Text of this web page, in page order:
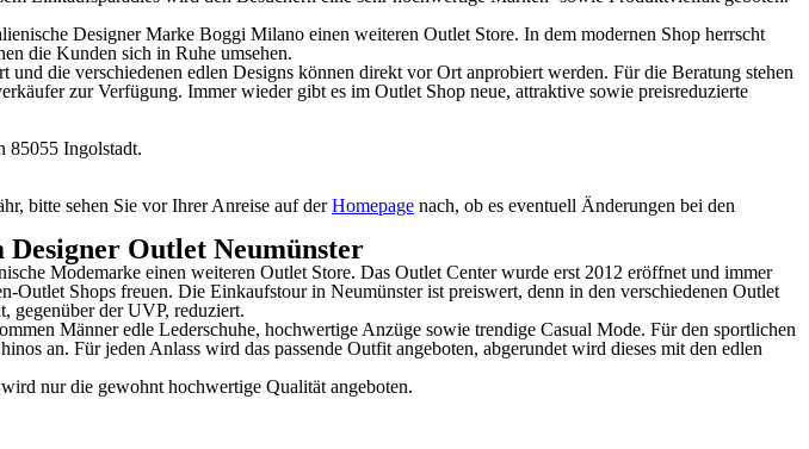
Designer Marke Boggi Milano einen weiteren Outlet Store. In dem modernen Shop herrscht
die Kunden sich in Ruhe umsehen.
die verschiedenen edlen Designs können direkt vor Ort anprobiert werden. Für die Beratung stehen
zur Verfügung. Immer wieder gibt es im Outlet Shop neue, attraktive sowie preisreduzierte
85055 Ingolstadt.
bitte sehen Sie vor Ihrer Anreise auf derHomepage nach, ob es eventuell Änderungen bei den
Outlet Neumünster
Modemarke einen weiteren Outlet Store. Das Outlet Center wurde erst 2012 eröffnet und immer
Outlet Shops freuen. Die Einkaufstour in Neumünster ist preiswert, denn in den verschiedenen Outlet
gegenüber der UVP, reduziert.
Männer edle Lederschuhe, hochwertige Anzüge sowie trendige Casual Mode. Für den sportlichen
an. Für jeden Anlass wird das passende Outfit angeboten, abgerundet wird dieses mit den edlen
nur die gewohnt hochwertige Qualität angeboten.